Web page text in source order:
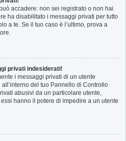
accadere: non sei registrato o non hai
ha disabilitato i messaggi privati per tutto
a te. Se il tuo caso è l’ultimo, prova a
privati indesiderati!
i messaggi privati ​​di un utente
del tuo Pannello di Controllo
​​abusivi da un particolare utente,
hanno il potere di impedire a un utente